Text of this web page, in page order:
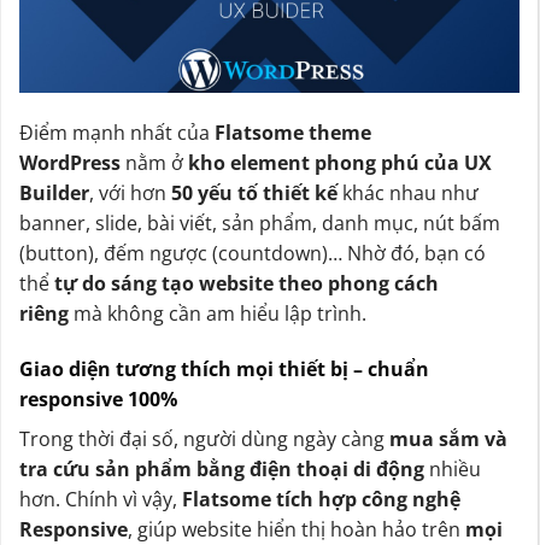
Điểm mạnh nhất của Flatsome theme
WordPress nằm ở kho element phong phú của UX
Builder, với hơn 50 yếu tố thiết kếkhác nhau như
banner, slide, bài viết, sản phẩm, danh mục, nút bấm
(button), đếm ngược (countdown)… Nhờ đó, bạn có
thểtự do sáng tạo website theo phong cách
riêng mà không cần am hiểu lập trình.
Giao diện tương thích mọi thiết bị – chuẩn
responsive 100%
Trong thời đại số, người dùng ngày càng mua sắm và
tra cứu sản phẩm bằng điện thoại di động nhiều
hơn. Chính vì vậy, Flatsome tích hợp công nghệ
Responsive, giúp website hiển thị hoàn hảo trên mọi